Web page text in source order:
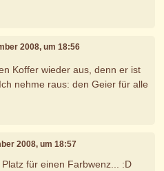
2008, um 18:56
Koffer wieder aus, denn er ist
nehme raus: den Geier für alle
2008, um 18:57
für einen Farbwenz... :D